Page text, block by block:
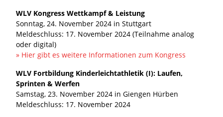
WLV Kongress Wettkampf & Leistung
Sonntag, 24. November 2024 in Stuttgart
Meldeschluss: 17. November 2024 (Teilnahme analog
oder digital)
» Hier gibt es weitere Informationen zum Kongress
WLV Fortbildung Kinderleichtathletik (I): Laufen,
Sprinten & Werfen
Samstag, 23. November 2024 in Giengen Hürben
Meldeschluss: 17. November 2024